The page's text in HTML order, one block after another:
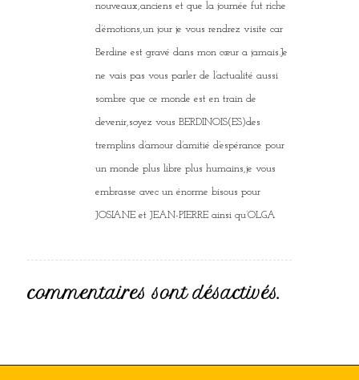
nouveaux,anciens et que la journée fut riche
d’émotions,un jour je vous rendrez visite car
Berdine est gravé dans mon cœur a jamais.Je
ne vais pas vous parler de l’actualité aussi
sombre que ce monde est en train de
devenir,soyez vous BERDINOIS(ES)des
tremplins d’amour d’amitié d’espérance pour
un monde plus libre plus humains,je vous
embrasse avec un énorme bisous pour
JOSIANE et JEAN-PIERRE ainsi qu’OLGA
commentaires sont désactivés.